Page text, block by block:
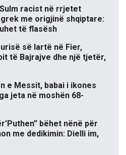
racist në rrjetet
me origjinë shqiptare:
të flasësh
së lartë në Fier,
të Bajrajve dhe një tjetër,
e Messit, babai i ikones
jeta në moshën 68-
bëhet nënë për
me dedikimin: Dielli im,